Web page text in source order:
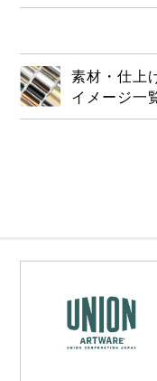
素材・仕上
イメージ一